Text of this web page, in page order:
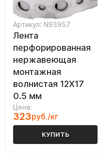
Артикул: N93957
Лента
перфорированная
нержавеющая
монтажная
волнистая 12Х17
0.5 мм
Цена:
323руб./кг
КУПИТЬ